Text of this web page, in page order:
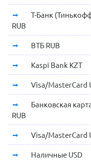
Т-Банк
RUB
ВТБ RUB
Kaspi Bank KZT
Visa/MasterCard
Банковская
RUB
Visa/MasterCard
Наличные USD